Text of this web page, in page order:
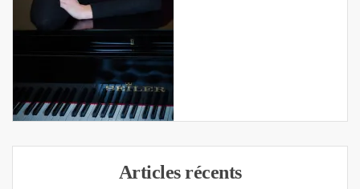
Articles récents